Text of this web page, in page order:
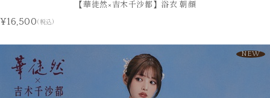
【華徒然×吉木千沙都】浴衣 朝顔
¥16,500(税込)
NEW